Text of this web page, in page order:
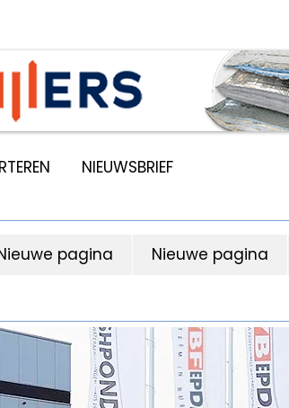
NIEUWSBRIEF
pagina Nieuwe pagina